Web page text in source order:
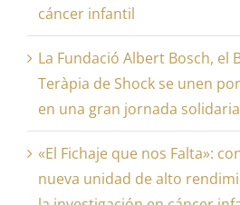
cáncer infantil
La Fundació Albert Bosch, el
Teràpia de Shock se unen
en una gran jornada solidaria
«El Fichaje que nos Falta»:
nueva unidad de alto